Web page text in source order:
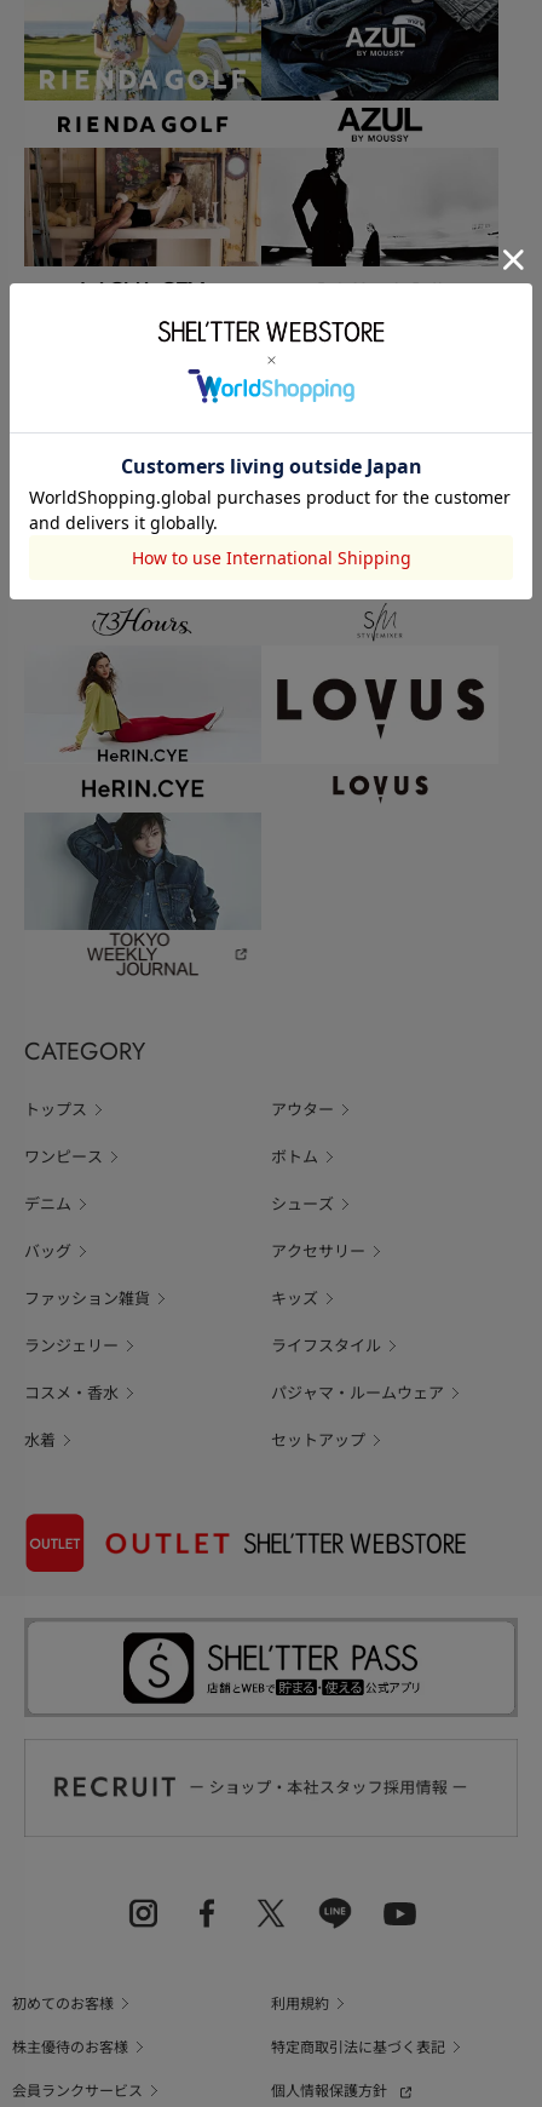
CATEGORY
トップス アウター
ワンピース ボトム
デニム シューズ
バッグ アクセサリー
ファッション雑貨 キッズ
ランジェリー ライフスタイル
コスメ・香水 パジャマ・ルームウェア
水着 セットアップ
初めてのお客様
利用規約
株主優待のお客様
特定商取引法に基づく表記
会員ランクサービス
個人情報保護方針